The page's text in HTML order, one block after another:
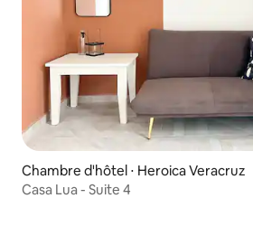
Chambre d'hôtel ⋅ Heroica Veracruz
Casa Lua - Suite 4